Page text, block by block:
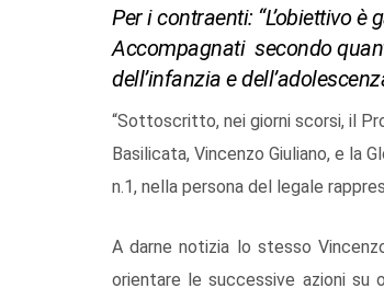
Per i contraenti: “L’obiettivo
Accompagnati secondo
dell’infanzia e
“Sottoscritto, nei giorni scorsi, il
Basilicata, Vincenzo Giuliano, e la
n.1, nella persona del legale
A darne notizia lo stesso
orientare le successive azioni su